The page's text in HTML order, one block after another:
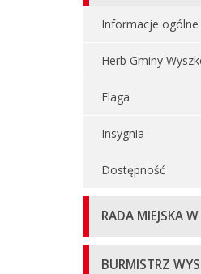
Informacje ogólne
Herb Gminy
Flaga
Insygnia
Dostępność
RADA MIEJSKA
BURMISTRZ